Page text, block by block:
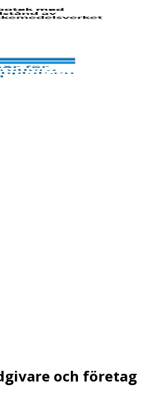
och företag